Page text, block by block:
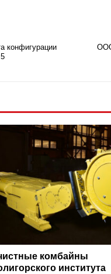
конфигурации
комбайны
института